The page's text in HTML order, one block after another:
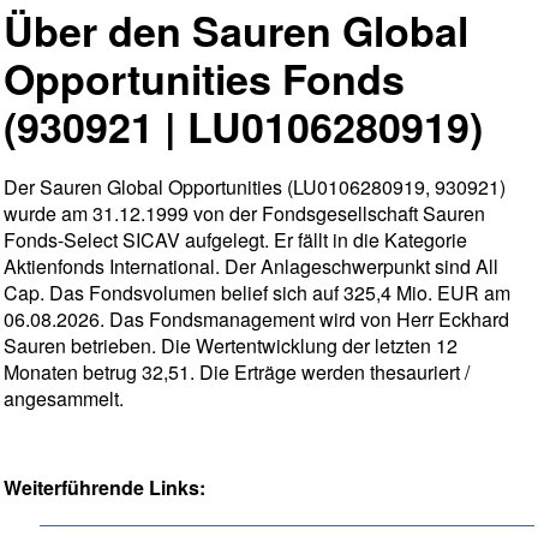
Über den Sauren Global
Opportunities Fonds
(930921 | LU0106280919)
Der Sauren Global Opportunities (LU0106280919, 930921)
wurde am 31.12.1999 von der Fondsgesellschaft Sauren
Fonds-Select SICAV aufgelegt. Er fällt in die Kategorie
Aktienfonds International. Der Anlageschwerpunkt sind All
Cap. Das Fondsvolumen belief sich auf 325,4 Mio. EUR am
06.08.2026. Das Fondsmanagement wird von Herr Eckhard
Sauren betrieben. Die Wertentwicklung der letzten 12
Monaten betrug 32,51. Die Erträge werden thesauriert /
angesammelt.
Weiterführende Links: